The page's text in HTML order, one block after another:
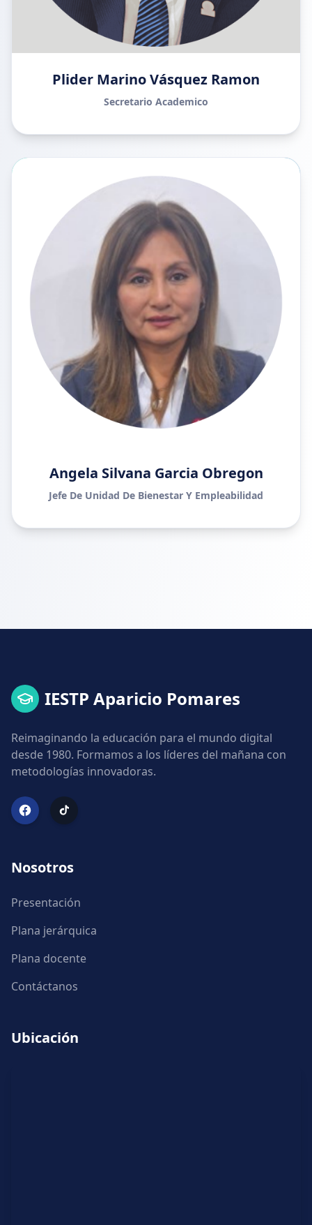
Plider Marino Vásquez Ramon
Secretario Academico
Angela Silvana Garcia Obregon
Jefe De Unidad De Bienestar Y Empleabilidad
IESTP Aparicio Pomares
Reimaginando la educación para el mundo digital
desde 1980. Formamos a los líderes del mañana con
metodologías innovadoras.
Nosotros
Presentación
Plana jerárquica
Plana docente
Contáctanos
Ubicación